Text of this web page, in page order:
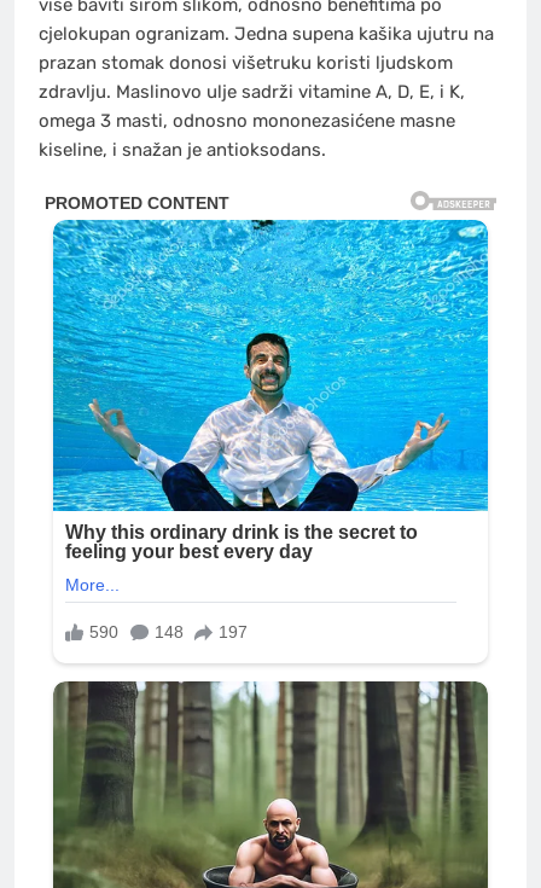
više baviti širom slikom, odnosno benefitima po
cjelokupan ogranizam. Jedna supena kašika ujutru na
prazan stomak donosi višetruku koristi ljudskom
zdravlju. Maslinovo ulje sadrži vitamine A, D, E, i K,
omega 3 masti, odnosno mononezasićene masne
kiseline, i snažan je antioksodans.